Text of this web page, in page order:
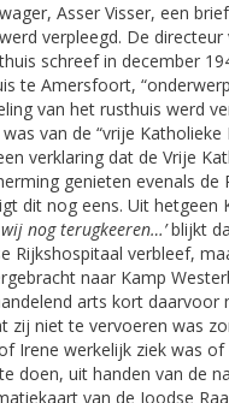
Asser Visser, een brief
verpleegd. De directeur
schreef in december
te Amersfoort,
van het rusthuis werd
van de “vrije Katholieke
verklaring dat de Vrije
genieten evenals de
dit nog eens. Uit hetgeen
nog terugkeeren…’blijkt
Rijkshospitaal verbleef,
naar Kamp
arts kort daarvoor
zij niet te vervoeren was
Irene werkelijk ziek was
doen, uit handen van de
van de Joodse